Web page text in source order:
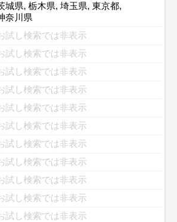
城県, 栃木県, 埼玉県, 東京都,
奈川県
試し検索では非表示
試し検索では非表示
試し検索では非表示
試し検索では非表示
試し検索では非表示
試し検索では非表示
試し検索では非表示
試し検索では非表示
試し検索では非表示
試し検索では非表示
試し検索では非表示